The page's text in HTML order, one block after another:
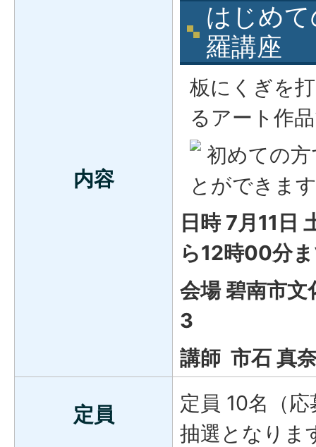
内容
はじめ
羅講座
板にくぎを
るアート作
初めての
とができま
日時 7月11日
ら12時00分
会場 碧南市文
3
講師 市石 真
定員
定員 10名（
抽選となりま